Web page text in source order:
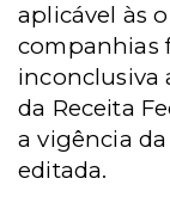
aplicável às
companhias
inconclusiva
da Receita
a vigência
editada.